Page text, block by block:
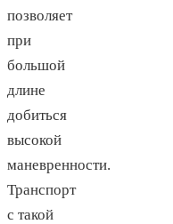
позволяет
при
большой
длине
добиться
высокой
маневренности.
Транспорт
с такой